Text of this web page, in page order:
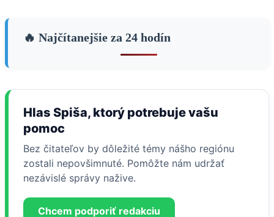
🔥 Najčítanejšie za 24 hodín
Hlas Spiša, ktorý potrebuje vašu
pomoc
Bez čitateľov by dôležité témy nášho regiónu
zostali nepovšimnuté. Pomôžte nám udržať
nezávislé správy nažive.
Chcem podporiť redakciu